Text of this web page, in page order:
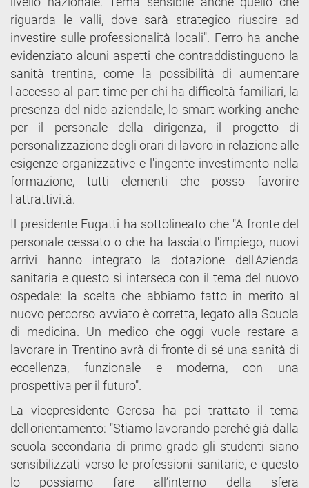
riguarda le valli, dove sarà strategico riuscire ad
investire sulle professionalità locali". Ferro ha anche
evidenziato alcuni aspetti che contraddistinguono la
sanità trentina, come la possibilità di aumentare
l'accesso al part time per chi ha difficoltà familiari, la
presenza del nido aziendale, lo smart working anche
per il personale della dirigenza, il progetto di
personalizzazione degli orari di lavoro in relazione alle
esigenze organizzative e l'ingente investimento nella
formazione, tutti elementi che posso favorire
l'attrattività.
Il presidente Fugatti ha sottolineato che "A fronte del
personale cessato o che ha lasciato l'impiego, nuovi
arrivi hanno integrato la dotazione dell'Azienda
sanitaria e questo si interseca con il tema del nuovo
ospedale: la scelta che abbiamo fatto in merito al
nuovo percorso avviato è corretta, legato alla Scuola
di medicina. Un medico che oggi vuole restare a
lavorare in Trentino avrà di fronte di sé una sanità di
eccellenza, funzionale e moderna, con una
prospettiva per il futuro".
La vicepresidente Gerosa ha poi trattato il tema
dell'orientamento: "Stiamo lavorando perché già dalla
scuola secondaria di primo grado gli studenti siano
sensibilizzati verso le professioni sanitarie, e questo
lo possiamo fare all’interno della sfera